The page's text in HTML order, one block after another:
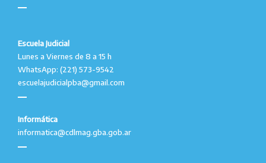
Escuela Judicial
Lunes a Viernes de 8 a 15 h
WhatsApp: (221) 573-9542
escuelajudicialpba@gmail.com
Informática
informatica@cdlmag.gba.gob.ar